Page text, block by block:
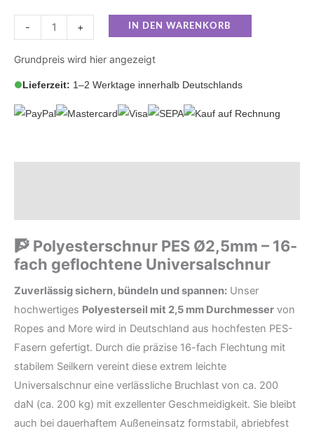
- + IN DEN WARENKORB
Grundpreis wird hier angezeigt
Lieferzeit: 1–2 Werktage innerhalb Deutschlands
🧗 Polyesterschnur PES Ø2,5mm – 16-
fach geflochtene Universalschnur
Zuverlässig sichern, bündeln und spannen: Unser
hochwertiges Polyesterseil mit 2,5 mm Durchmesser von
Ropes and More wird in Deutschland aus hochfesten PES-
Fasern gefertigt. Durch die präzise 16-fach Flechtung mit
stabilem Seilkern vereint diese extrem leichte
Universalschnur eine verlässliche Bruchlast von ca. 200
daN (ca. 200 kg) mit exzellenter Geschmeidigkeit. Sie bleibt
auch bei dauerhaftem Außeneinsatz formstabil, abriebfest